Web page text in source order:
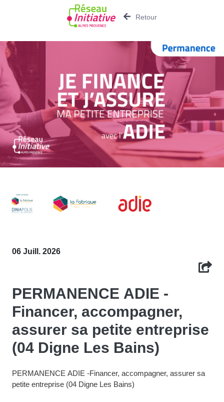
Retour
06 Juill. 2026
PERMANENCE ADIE -
Financer, accompagner,
assurer sa petite entreprise
(04 Digne Les Bains)
PERMANENCE ADIE -Financer, accompagner, assurer sa
petite entreprise (04 Digne Les Bains)